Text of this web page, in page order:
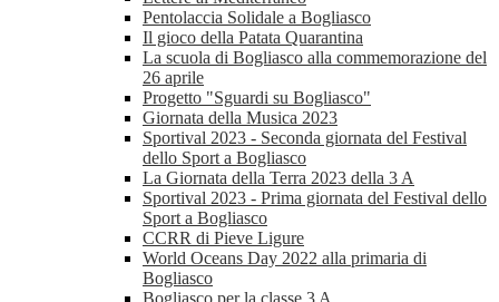
Pentolaccia Solidale a Bogliasco
Il gioco della Patata Quarantina
La scuola di Bogliasco alla commemorazione del
26 aprile
Progetto "Sguardi su Bogliasco"
Giornata della Musica 2023
Sportival 2023 - Seconda giornata del Festival
dello Sport a Bogliasco
La Giornata della Terra 2023 della 3 A
Sportival 2023 - Prima giornata del Festival dello
Sport a Bogliasco
CCRR di Pieve Ligure
World Oceans Day 2022 alla primaria di
Bogliasco